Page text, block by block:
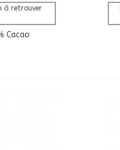
à retrouver
Cacao